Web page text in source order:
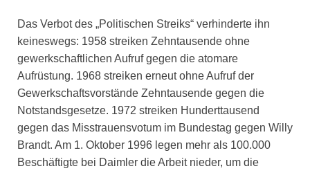
Das Verbot des „Politischen Streiks“ verhinderte ihn
keineswegs: 1958 streiken Zehntausende ohne
gewerkschaftlichen Aufruf gegen die atomare
Aufrüstung. 1968 streiken erneut ohne Aufruf der
Gewerkschaftsvorstände Zehntausende gegen die
Notstandsgesetze. 1972 streiken Hunderttausend
gegen das Misstrauensvotum im Bundestag gegen Willy
Brandt. Am 1. Oktober 1996 legen mehr als 100.000
Beschäftigte bei Daimler die Arbeit nieder, um die